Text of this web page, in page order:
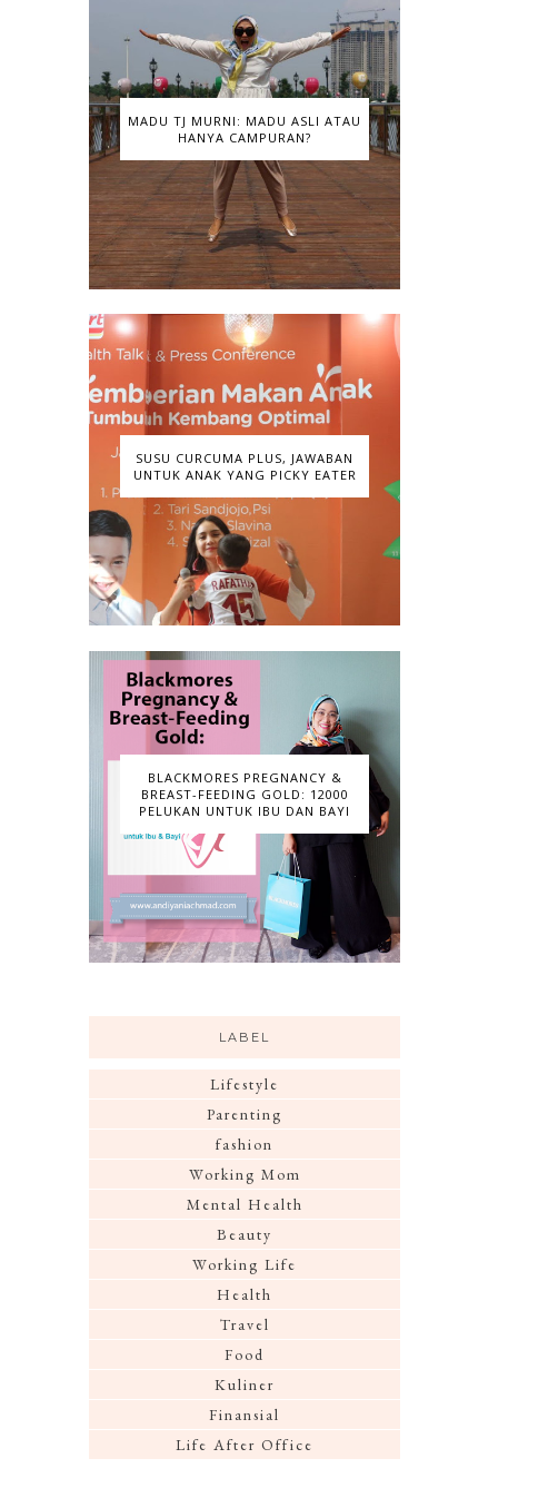
MADU TJ MURNI: MADU ASLI ATAU
HANYA CAMPURAN?
SUSU CURCUMA PLUS, JAWABAN
UNTUK ANAK YANG PICKY EATER
BLACKMORES PREGNANCY &
BREAST-FEEDING GOLD: 12000
PELUKAN UNTUK IBU DAN BAYI
LABEL
Lifestyle
Parenting
fashion
Working Mom
Mental Health
Beauty
Working Life
Health
Travel
Food
Kuliner
Finansial
Life After Office